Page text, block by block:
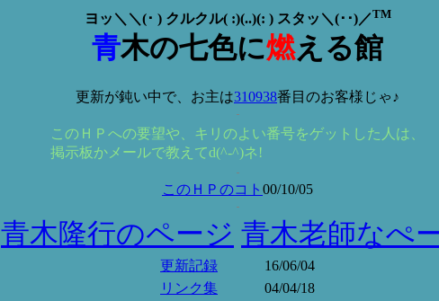
ヨッ＼＼(･ ) クルクル( :)(..)(: ) スタッ＼(･･)／TM
青木の七色に燃える館
更新が鈍い中で、お主は310938番目のお客様じゃ♪
このＨＰへの要望や、キリのよい番号をゲットした人は、
掲示板かメールで教えてd(^-^)ネ!
このＨＰのコト 00/10/05
青木隆行のページ 青木老師なぺ
更新記録
16/06/04
リンク集
04/04/18